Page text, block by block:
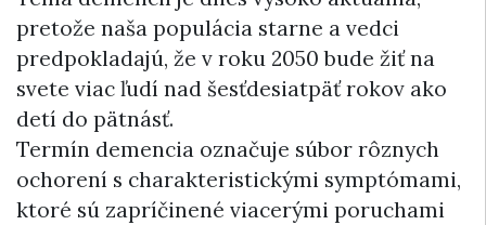
pretože naša populácia starne a vedci
predpokladajú, že v roku 2050 bude žiť na
svete viac ľudí nad šesťdesiatpäť rokov ako
detí do pätnásť.
Termín demencia označuje súbor rôznych
ochorení s charakteristickými symptómami,
ktoré sú zapríčinené viacerými poruchami